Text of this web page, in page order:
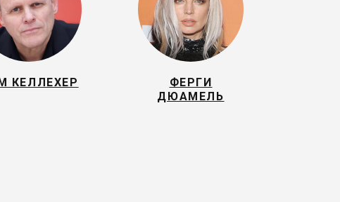
КЕЛЛЕХЕР
ФЕРГИ
ДЮАМЕЛЬ